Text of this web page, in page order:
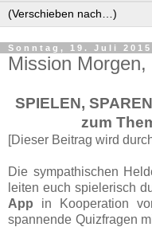
Sonntag, 19. Juli 2015
Mission
SPIELEN,
zum
[Dieser Beitrag wird
Die sympathischen
leiten euch spielerisch
App in Kooperation
spannende Quizfragen